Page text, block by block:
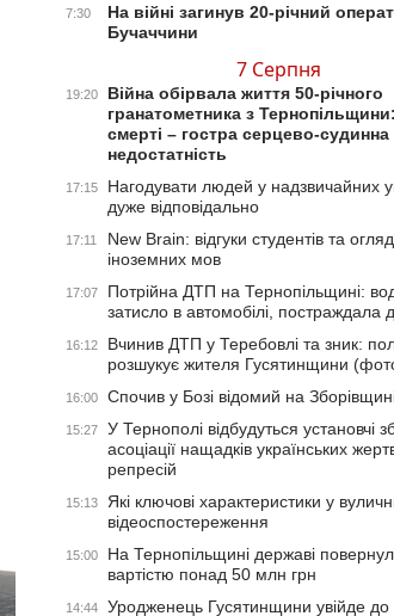
7:30
На війні загинув 20-річний
Бучаччини
7 Серпня
19:20
Війна обірвала життя 50-річного
гранатометника з
смерті – гостра серцево-судинна
недостатність
17:15
Нагодувати людей у надзвичайних
дуже відповідально
17:11
New Brain: відгуки студентів та
іноземних мов
17:07
Потрійна ДТП на Тернопільщині:
затисло в автомобілі, постраждала
16:12
Вчинив ДТП у Теребовлі та зник:
розшукує жителя Гусятинщини
16:00 Спочив у Бозі відомий на
15:27
У Тернополі відбудуться установчі
асоціації нащадків українських
репресій
15:13
Які ключові характеристики у
відеоспостереження
15:00
На Тернопільщині державі
вартістю понад 50 млн грн
14:44
Уродженець Гусятинщини увійде до